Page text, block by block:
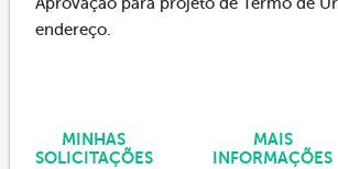
endereço.
MAIS
INFORMAÇÕES
MINHAS
SOLICITAÇÕES